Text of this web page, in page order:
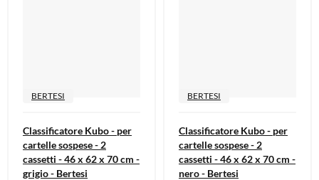
BERTESI
Classificatore Kubo - per
cartelle sospese - 2
cassetti - 46 x 62 x 70 cm -
grigio - Bertesi
BERTESI
Classificatore Kubo - per
cartelle sospese - 2
cassetti - 46 x 62 x 70 cm -
nero - Bertesi